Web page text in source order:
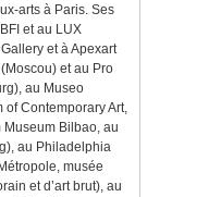
arts à Paris. Ses
et au LUX
et à Apexart
et au Pro
au Museo
of Contemporary Art,
Museum Bilbao, au
au Philadelphia
musée
et d’art brut), au